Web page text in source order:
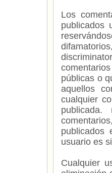
Los
publicados
públicas o
aquellos
cualquier
usuario es
Cualquier